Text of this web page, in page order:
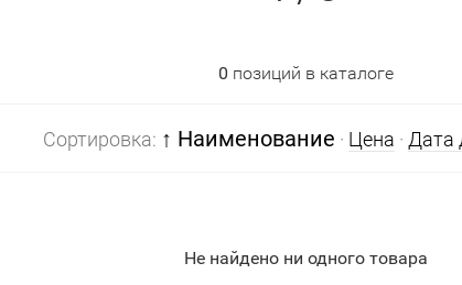
0 позиций в каталоге
Сортировка: ↑ Наименование · Цена · Дата
Не найдено ни одного товара